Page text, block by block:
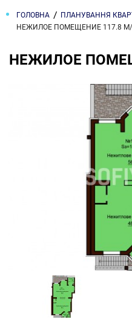
ГОЛОВНА ПЛАНУВАННЯ
НЕЖИЛОЕ ПОМЕЩЕНИЕ 117.8
НЕЖИЛОЕ